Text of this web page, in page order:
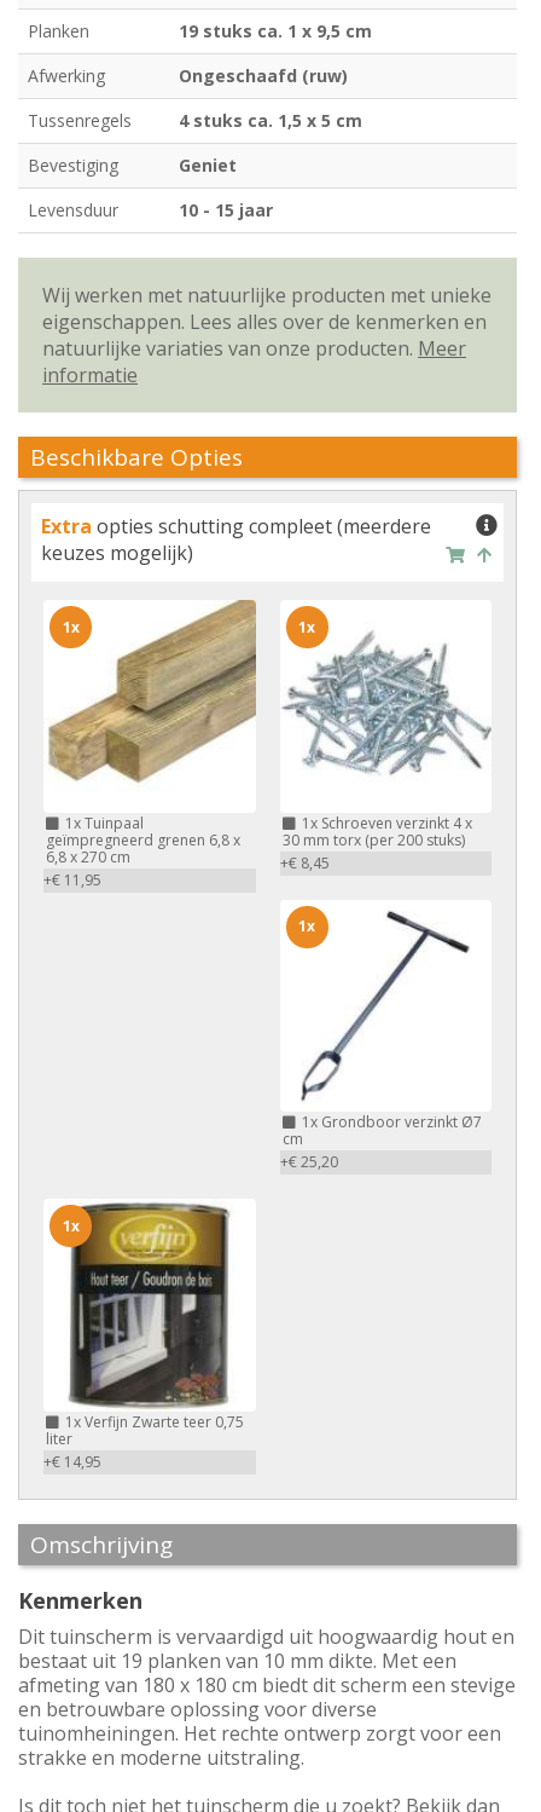
Planken
19 stuks ca. 1 x 9,5 cm
Afwerking
Ongeschaafd (ruw)
Tussenregels
4 stuks ca. 1,5 x 5 cm
Bevestiging
Geniet
Levensduur
10 - 15 jaar
Wij werken met natuurlijke producten met unieke
eigenschappen. Lees alles over de kenmerken en
natuurlijke variaties van onze producten. Meer
informatie
Beschikbare Opties
Extra opties schutting compleet (meerdere
keuzes mogelijk)
1xTuinpaal
geïmpregneerd grenen 6,8 x
6,8 x 270 cm
+€ 11,95
1x
1xSchroeven verzinkt 4 x
30 mm torx (per 200 stuks)
+€ 8,45
1x
1xGrondboor verzinkt Ø7
cm
+€ 25,20
1x
1xVerfijn Zwarte teer 0,75
liter
+€ 14,95
1x
Omschrijving
Kenmerken
Dit tuinscherm is vervaardigd uit hoogwaardig hout en
bestaat uit 19 planken van 10 mm dikte. Met een
afmeting van 180 x 180 cm biedt dit scherm een stevige
en betrouwbare oplossing voor diverse
tuinomheiningen. Het rechte ontwerp zorgt voor een
strakke en moderne uitstraling.
Is dit toch niet het tuinscherm die u zoekt? Bekijk dan